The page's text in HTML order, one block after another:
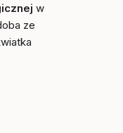
w
ze